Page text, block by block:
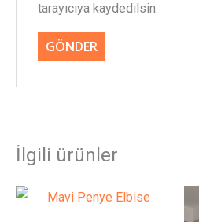
tarayıcıya kaydedilsin.
İlgili ürünler
Bu